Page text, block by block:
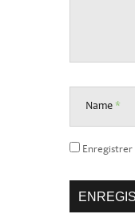
Name*
Enregistrer